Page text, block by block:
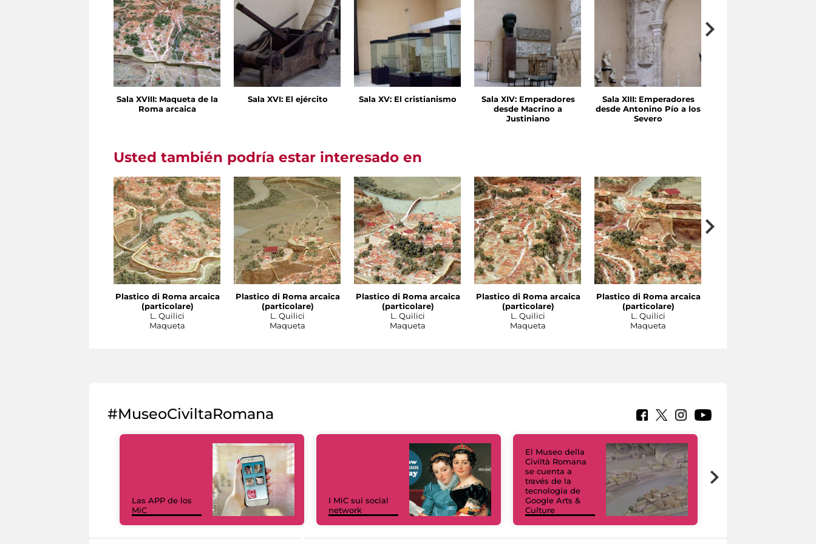
Sala XVIII: Maqueta de la
Roma arcaica
Sala XVI: El ejército Sala XV: El cristianismo
Sala XIV: Emperadores
desde Macrino a
Justiniano
Sala XIII: Emperadores
desde Antonino Pío a los
Severo
Usted también podría estar interesado en
Plastico di Roma arcaica
(particolare)
L. Quilici
Maqueta
Plastico di Roma arcaica
(particolare)
L. Quilici
Maqueta
Plastico di Roma arcaica
(particolare)
L. Quilici
Maqueta
Plastico di Roma arcaica
(particolare)
L. Quilici
Maqueta
Plastico di Roma arcaica
(particolare)
L. Quilici
Maqueta
#MuseoCiviltaRomana
Las APP de los
MiC
I MiC sui social
network
El Museo della
Civiltà Romana
se cuenta a
través de la
tecnología de
Google Arts &
Culture